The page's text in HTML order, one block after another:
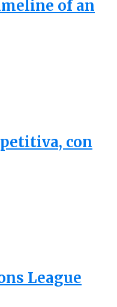
of an
con
League